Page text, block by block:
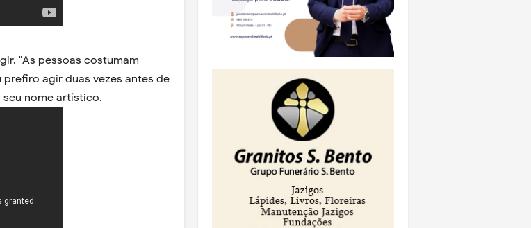
"As pessoas costumam
agir duas vezes antes de
nome artístico.